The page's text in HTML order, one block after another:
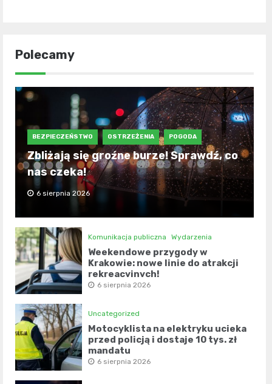
Polecamy
BEZPIECZEŃSTWO OSTRZEŻENIA POGODA
Zbliżają się groźne burze! Sprawdź, co
nas czeka!
6 sierpnia 2026
Komunikacja publiczna Wydarzenia
Weekendowe przygody w
Krakowie: nowe linie do atrakcji
rekreacyjnych!
6 sierpnia 2026
Uncategorized
Motocyklista na elektryku ucieka
przed policją i dostaje 10 tys. zł
mandatu
6 sierpnia 2026